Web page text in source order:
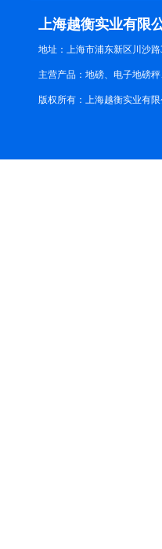
上海越衡实业有限
地址：上海市浦东新区川沙路
主营产品：地磅、电子地磅
版权所有：上海越衡实业有